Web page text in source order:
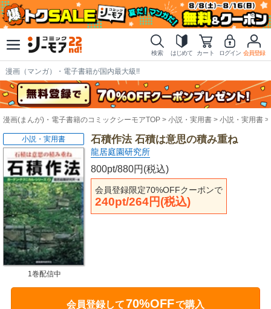
検索 はじめて カート ログイン 会員登録
漫画（マンガ）・電子書籍が国内最大級!!
漫画(まんが)・電子書籍のコミックシーモアTOP 小説・実用書 小説・実用書
石積作法 石積は意思の積み重ね
龍居庭園研究所
800pt/880円(税込)
会員登録限定70%OFFクーポンで
240pt/264円(税込)
小説・実用書
1巻配信中
会員登録して70%OFFで購入